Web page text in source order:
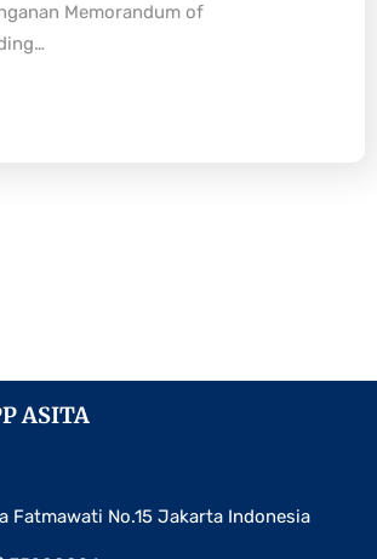
Memorandum of
ASITA
Fatmawati No.15 Jakarta Indonesia